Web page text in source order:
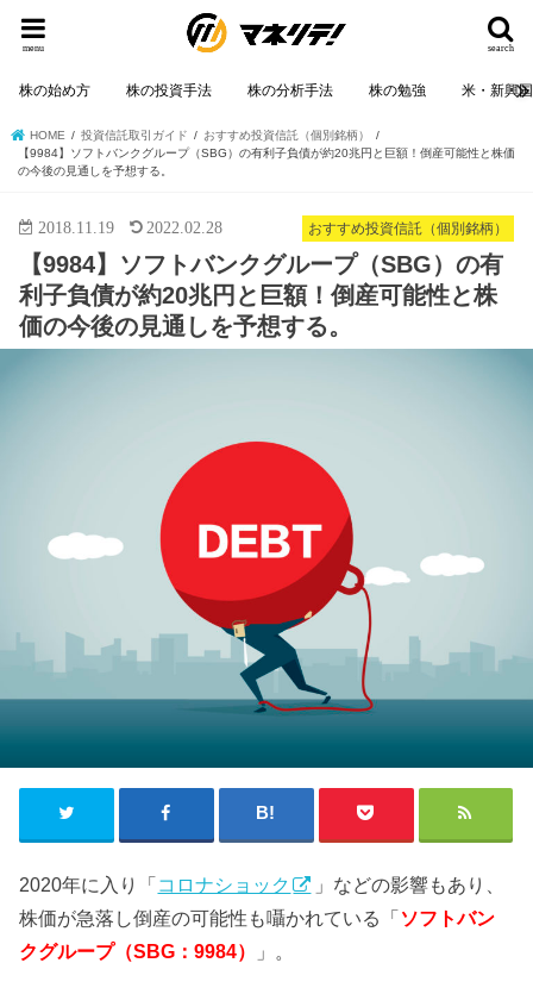
search
menu
株の始め方 株の投資手法 株の分析手法 株の勉強 米・新興
HOME 投資信託取引ガイド
おすすめ投資信託（個別銘柄）
【9984】ソフトバンクグループ（SBG）の有利子負債が約20兆円と巨額！倒産可能性と株価
の今後の見通しを予想する。
おすすめ投資信託（個別銘柄）
2018.11.19 2022.02.28
【9984】ソフトバンクグループ（SBG）の有
利子負債が約20兆円と巨額！倒産可能性と株
価の今後の見通しを予想する。
2020年に入り「 コロナショック
」などの影響もあり、
株価が急落し倒産の可能性も囁かれている「 ソフトバン
クグループ（SBG：9984）
」。